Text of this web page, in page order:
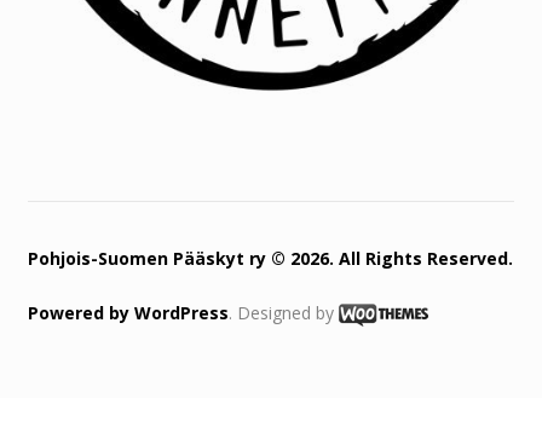
Pohjois-Suomen Pääskyt ry © 2026. All Rights Reserved.
Powered by WordPress. Designed by